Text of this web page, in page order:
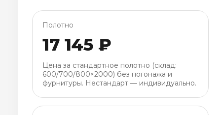
Полотно
17 145 ₽
Цена за стандартное полотно (склад:
600/700/800×2000) без погонажа и
фурнитуры. Нестандарт — индивидуально.